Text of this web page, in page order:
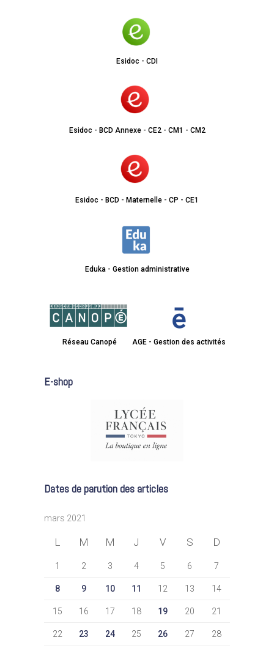
Esidoc - CDI
Esidoc - BCD Annexe - CE2 - CM1 - CM2
Esidoc - BCD - Maternelle - CP - CE1
Eduka - Gestion administrative
Réseau Canopé AGE - Gestion des activités
E-shop
Dates de parution des articles
mars 2021
L M M J V S D
1 2 3 4 5 6 7
8 9 10 11 12 13 14
15 16 17 18 19 20 21
22 23 24 25 26 27 28